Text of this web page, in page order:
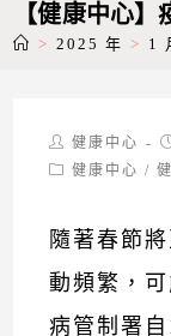
【健康中心
> 2025 年 > 1
Post
author:
健康中心
Post健康中心 /
隨著春節
動頻繁，
病管制署